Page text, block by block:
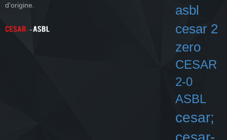
d'origine.
asbl
cesar 2
zero
CESAR
2-0
ASBL
cesar;